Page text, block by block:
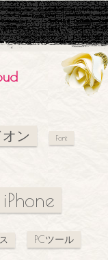
ン Font
iPhone
PCツール